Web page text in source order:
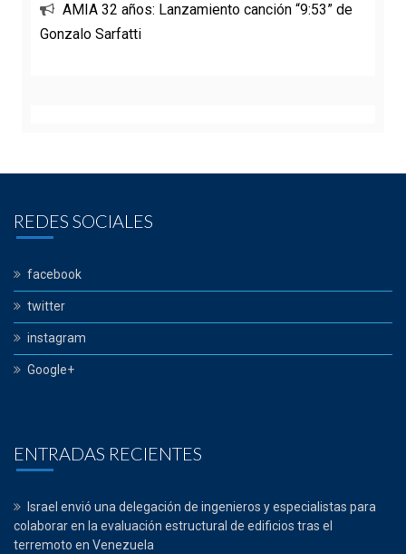
AMIA 32 años: Lanzamiento canción “9:53” de
Gonzalo Sarfatti
REDES SOCIALES
facebook
twitter
instagram
Google+
ENTRADAS RECIENTES
Israel envió una delegación de ingenieros y especialistas para
colaborar en la evaluación estructural de edificios tras el
terremoto en Venezuela